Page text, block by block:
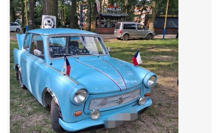
Moderní nafta
Stanovy Old Fiat Clubu, z. s.
GDPR
oldfiatclub@seznam.cz |RSS